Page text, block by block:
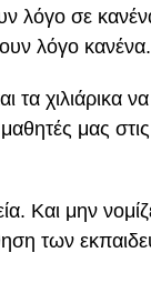
λόγο σε
λόγο κανένα.
τα χιλιάρικα
μας στις
Και μην
των